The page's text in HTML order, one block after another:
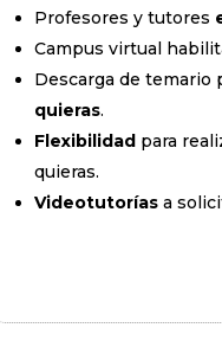
Profesores y tutores
Campus virtual
Descarga de temario
quieras.
Flexibilidadpara
quieras.
Videotutoríasa